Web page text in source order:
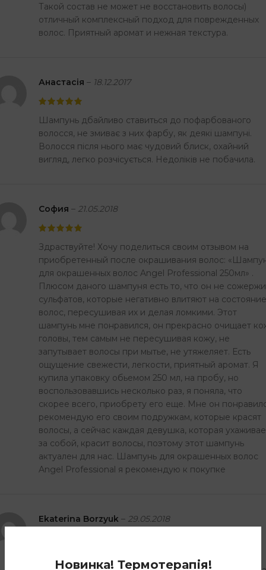
Новинка! Термотерапія!
Такой состав не может не восстановить волосы)
отличный комплексный подход для поврежденных
волос. Приятный аромат и нежная текстура.
Анастасія – 18.12.2017
Шампунь дбайливо ставиться до пофарбованого
волосся, не змиває з них фарбу, як деякі шампуні.
Волосся після нього має чудовий блиск, охайний
вигляд, легко розчісується. Недоліків не побачила.
София – 21.05.2018
Здраствуйте! Хочу поделиться своим отзывом на
приобретенный после окрашивания волос:
для окрашенных волос Angel Professional 250мл» .
Плюсом даного шампуня есть то, что он не
сульфатов, которые негативно влитяют на состояние
волос, пересушивая их и делая ломкими. Этот
шампунь мне понравился, он прекрасно очищает
головы, тем самым не пересушивая кожу, не
запутывает волосы при мытье, не утяжеляет. Есть
ощущение свежести, легкости, приятный аромат. Я
купила упаковку обьемом 250 мл, на пробу, но
воспользовавшись несколько раз, я поняла, что
скорее всего, приобрету его еще. Мне он
рекомендую его своим подружкам, которые красят
волосы, а сейчас каждая девушка, которая
за собой, красит волосы, поэтому этот шампунь
актуален для нас. Шампунь для окрашенных волос
Angel Professional я рекомендую к покупке
Ekaterina Borzyuk – 29.05.2018
Так как я крашу свои волосы, мне очень трудно